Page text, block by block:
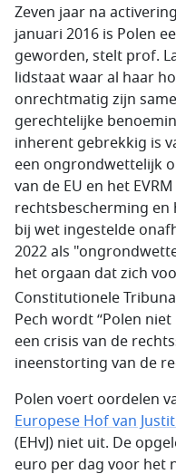
Zeven jaar na
januari 2016 is Polen
geworden, stelt prof.
lidstaat waar al haar
onrechtmatig zijn
gerechtelijke
inherent gebrekkig is
een ongrondwettelijk
van de EU en het
rechtsbescherming
bij wet ingestelde
2022 als
het orgaan dat zich
Constitutionele
Pech wordt “Polen
een crisis van de
ineenstorting van de
Polen voert oordelen
Europese Hof van
(EHvJ) niet uit. De
euro per dag voor het